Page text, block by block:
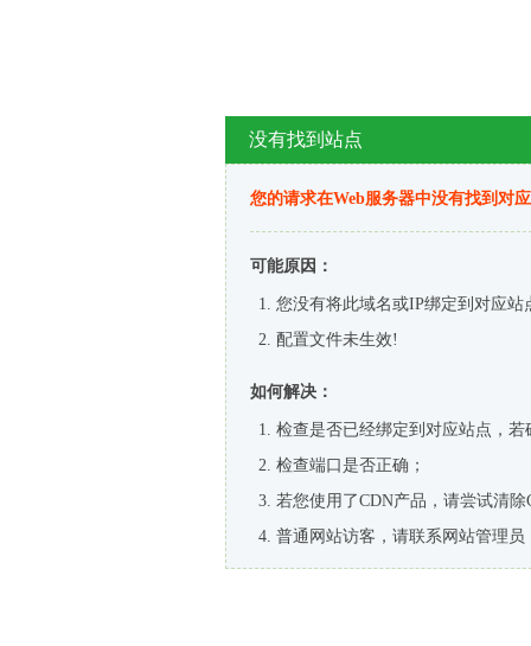
没有找到站点
您的请求在Web服务器中没有找到对
可能原因：
您没有将此域名或IP绑定到对应站
配置文件未生效!
如何解决：
检查是否已经绑定到对应站点，
检查端口是否正确；
若您使用了CDN产品，请尝试清除
普通网站访客，请联系网站管理员